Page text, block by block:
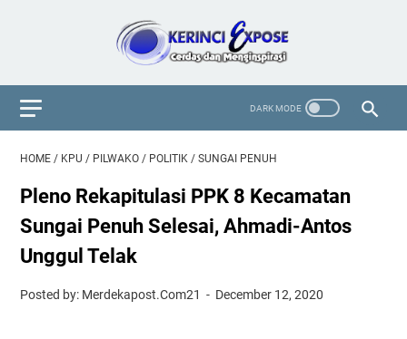
HOME / KPU / PILWAKO / POLITIK / SUNGAI PENUH
Pleno Rekapitulasi PPK 8 Kecamatan
Sungai Penuh Selesai, Ahmadi-Antos
Unggul Telak
Posted by: Merdekapost.Com21 December 12, 2020